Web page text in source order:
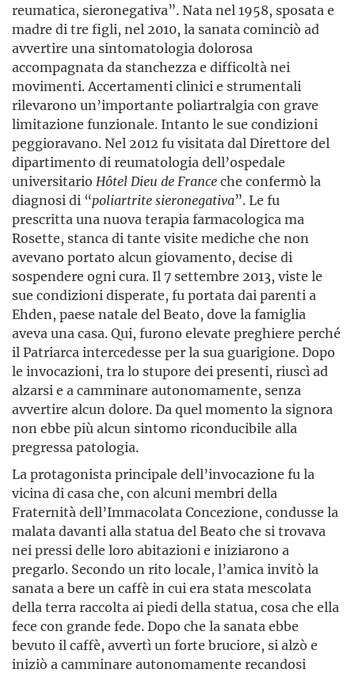
reumatica, sieronegativa”. Nata nel 1958, sposata e
madre di tre figli, nel 2010, la sanata cominciò ad
avvertire una sintomatologia dolorosa
accompagnata da stanchezza e difficoltà nei
movimenti. Accertamenti clinici e strumentali
rilevarono un’importante poliartralgia con grave
limitazione funzionale. Intanto le sue condizioni
peggioravano. Nel 2012 fu visitata dal Direttore del
dipartimento di reumatologia dell’ospedale
universitario Hôtel Dieu de Franceche confermò la
diagnosi di “poliartritesieronegativa”. Le fu
prescritta una nuova terapia farmacologica ma
Rosette, stanca di tante visite mediche che non
avevano portato alcun giovamento, decise di
sospendere ogni cura. Il 7 settembre 2013, viste le
sue condizioni disperate, fu portata dai parenti a
Ehden, paese natale del Beato, dove la famiglia
aveva una casa. Qui, furono elevate preghiere perché
il Patriarca intercedesse per la sua guarigione. Dopo
le invocazioni, tra lo stupore dei presenti, riuscì ad
alzarsi e a camminare autonomamente, senza
avvertire alcun dolore. Da quel momento la signora
non ebbe più alcun sintomo riconducibile alla
pregressa patologia.
La protagonista principale dell’invocazione fu la
vicina di casa che, con alcuni membri della
Fraternità dell’Immacolata Concezione, condusse la
malata davanti alla statua del Beato che si trovava
nei pressi delle loro abitazioni e iniziarono a
pregarlo. Secondo un rito locale, l’amica invitò la
sanata a bere un caffè in cui era stata mescolata
della terra raccolta ai piedi della statua, cosa che ella
fece con grande fede. Dopo che la sanata ebbe
bevuto il caffè, avvertì un forte bruciore, si alzò e
iniziò a camminare autonomamente recandosi